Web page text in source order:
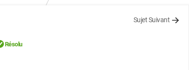
Sujet Suivant
Résolu